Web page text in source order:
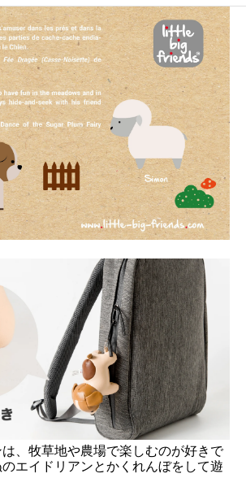
、牧草地や農場で楽しむのが好きで
エイドリアンとかくれんぼをして遊